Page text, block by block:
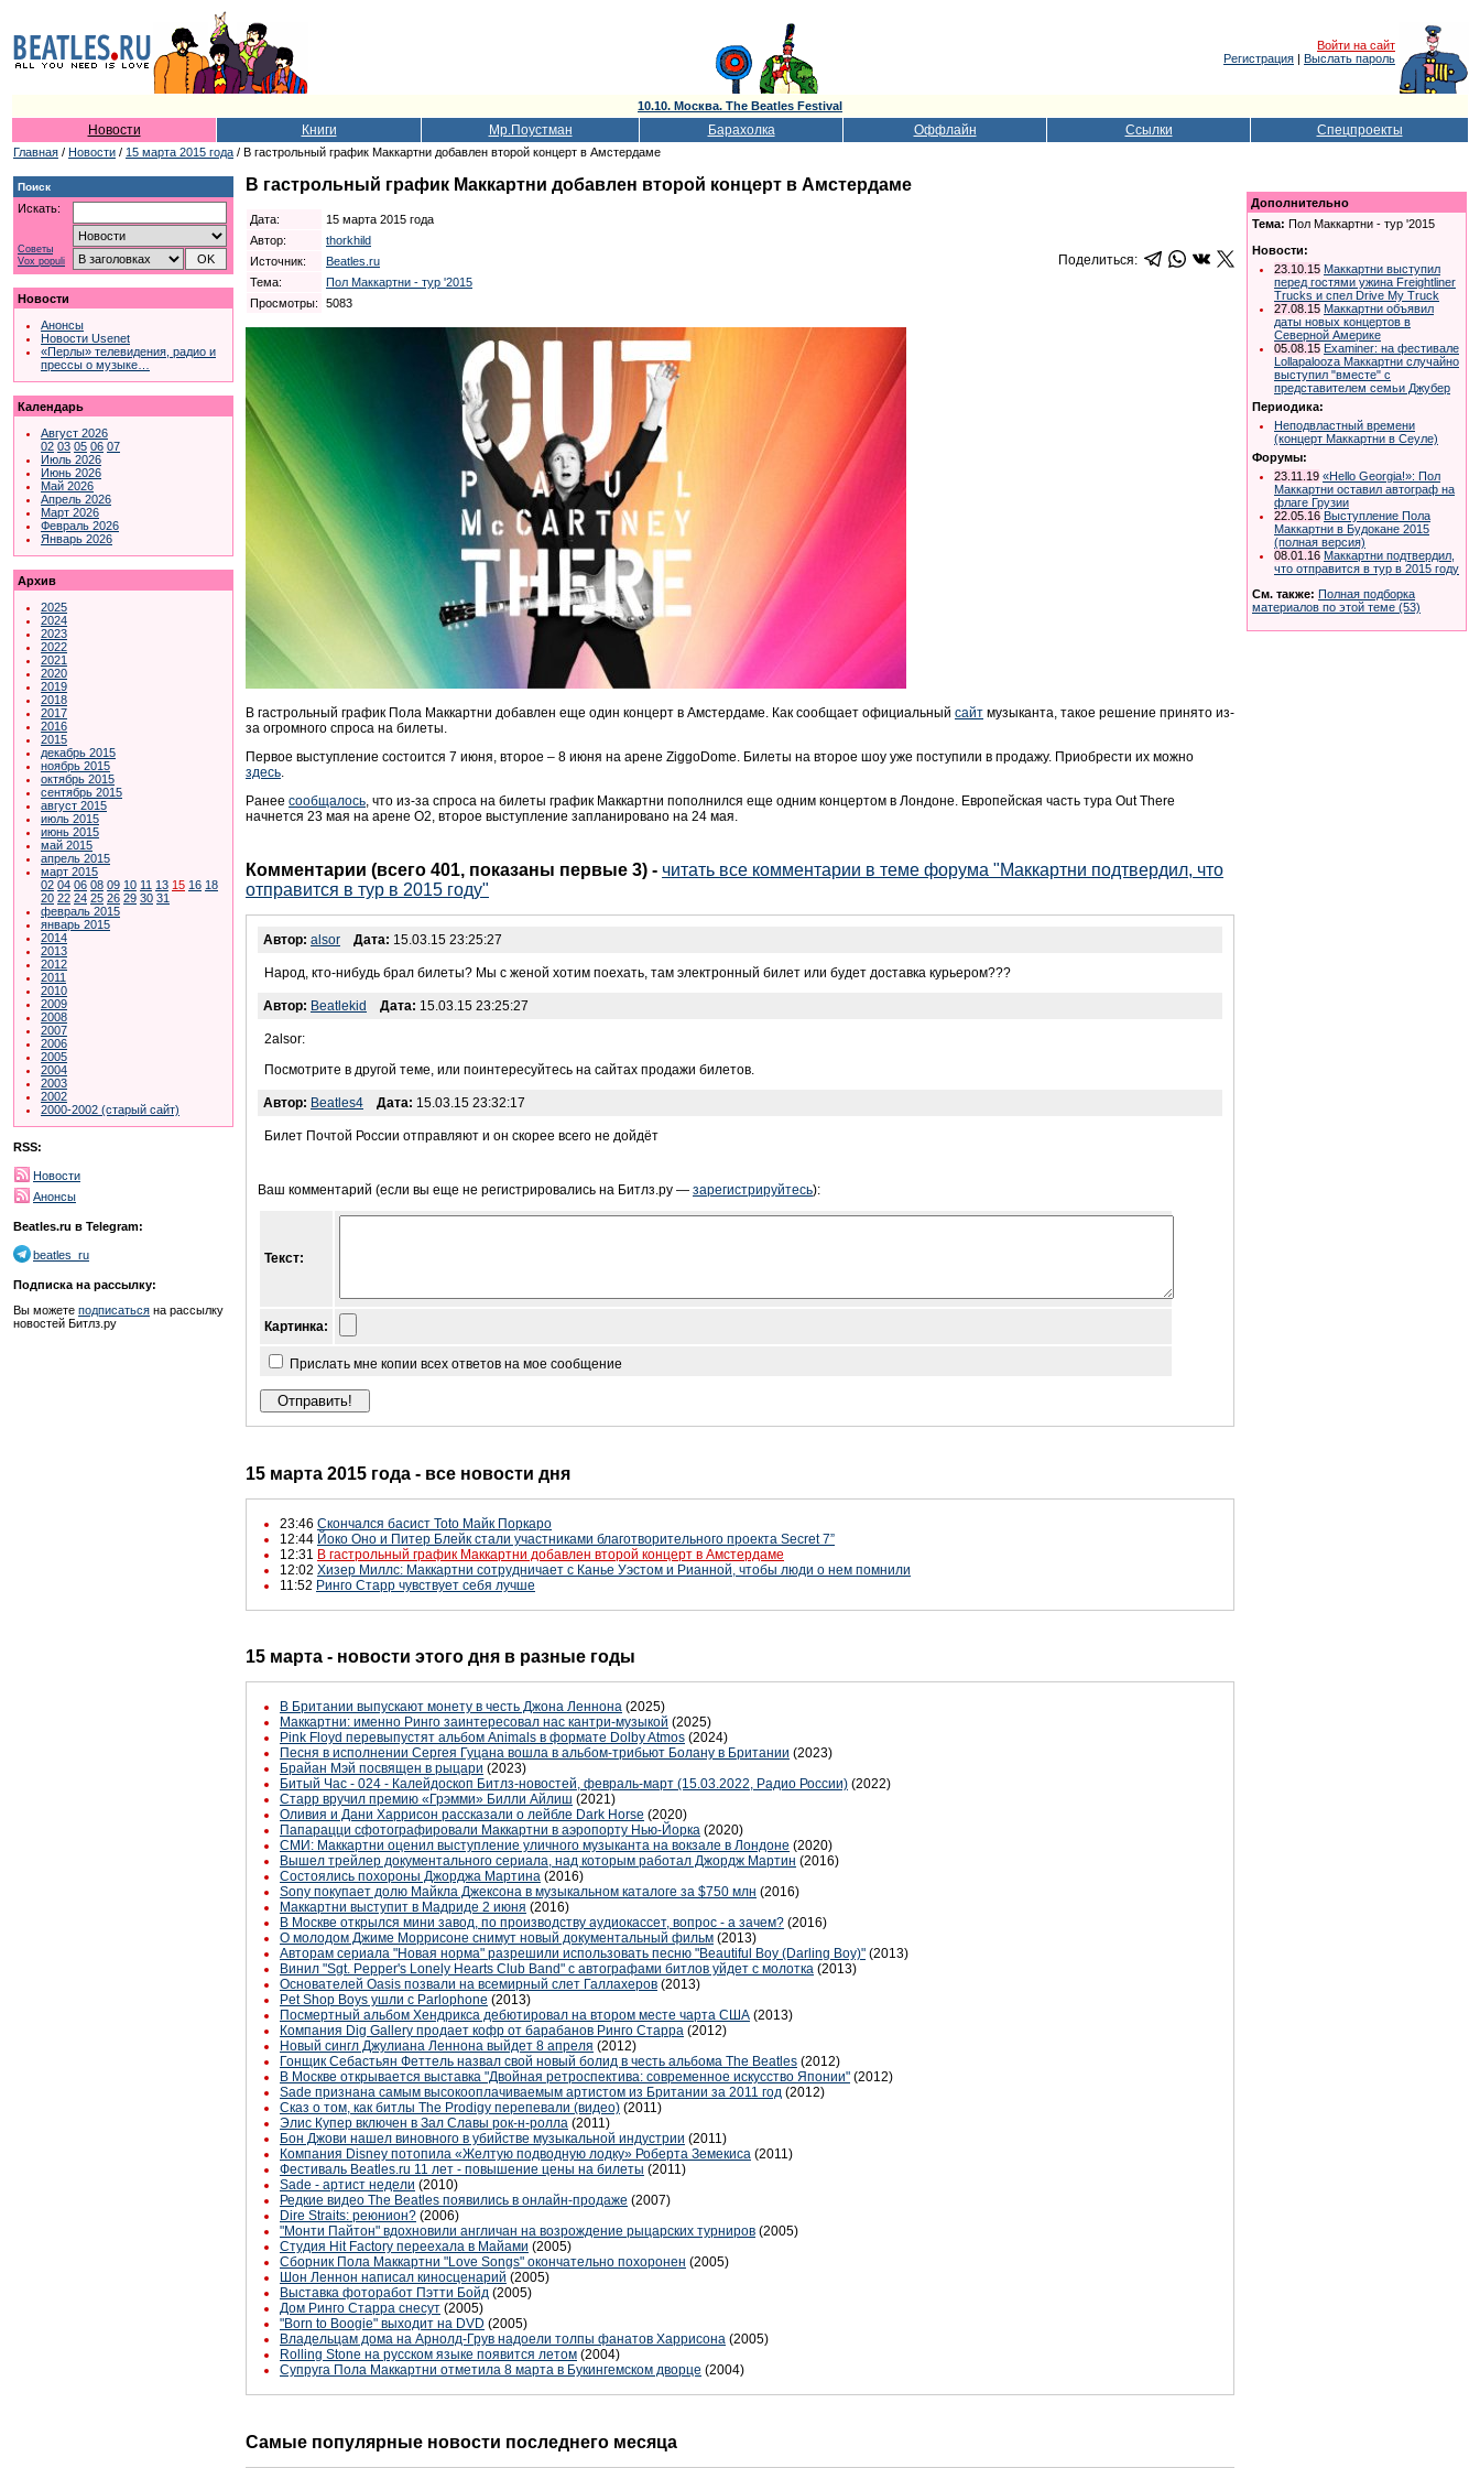
Войти на сайт
Регистрация | Выслать пароль
10.10. Москва. The Beatles Festival
Новости Книги Мр.Поустман Барахолка Оффлайн Ссылки Спецпроекты
Главная / Новости / 15 марта 2015 года / В гастрольный график Маккартни добавлен второй концерт в Амстердаме
Поиск
Искать:
Советы
Vox populi
Новости
Анонсы
Новости Usenet
«Перлы» телевидения, радио и
прессы о музыке…
Календарь
Август 2026
02 03 05 06 07
Июль 2026
Июнь 2026
Май 2026
Апрель 2026
Март 2026
Февраль 2026
Январь 2026
Архив
2025
2024
2023
2022
2021
2020
2019
2018
2017
2016
2015
декабрь 2015
ноябрь 2015
октябрь 2015
сентябрь 2015
август 2015
июль 2015
июнь 2015
май 2015
апрель 2015
март 2015
02 04 06 08 09 10 11 13 15 16 18
20 22 24 25 26 29 30 31
февраль 2015
январь 2015
2014
2013
2012
2011
2010
2009
2008
2007
2006
2005
2004
2003
2002
2000-2002 (старый сайт)
RSS:
Новости
Анонсы
Beatles.ru в Telegram:
beatles_ru
Подписка на рассылку:
Вы можете подписаться на рассылку
новостей Битлз.ру
В гастрольный график Маккартни добавлен второй концерт в Амстердаме
Дата:
15 марта 2015 года
Автор:
thorkhild
Источник:
Beatles.ru
Тема:
Пол Маккартни - тур '2015
Просмотры:
5083
Поделиться:
В гастрольный график Пола Маккартни добавлен еще один концерт в Амстердаме. Как сообщает официальный сайт музыканта, такое решение принято из-
за огромного спроса на билеты.
Первое выступление состоится 7 июня, второе – 8 июня на арене ZiggoDome. Билеты на второе шоу уже поступили в продажу. Приобрести их можно
здесь
Ранее сообщалось , что из-за спроса на билеты график Маккартни пополнился еще одним концертом в Лондоне Европейская часть тура Out There
начнется 23 мая на арене О2, второе выступление запланировано на 24 мая.
Комментарии (всего 401, показаны первые 3) - читать все комментарии в теме форума "Маккартни подтвердил, что
отправится в тур в 2015 году"
Автор: alsor Дата: 15.03.15 23:25:27
Народ, кто-нибудь брал билеты? Мы с женой хотим поехать, там электронный билет или будет доставка курьером???
Автор: Beatlekid Дата: 15.03.15 23:25:27
2alsor:
Посмотрите в другой теме, или поинтересуйтесь на сайтах продажи билетов.
Автор: Beatles4 Дата: 15.03.15 23:32:17
Билет Почтой России отправляют и он скорее всего не дойдёт
Ваш комментарий (если вы еще не регистрировались на Битлз.ру — зарегистрируйтесь):
Текст:
Картинка:
Прислать мне копии всех ответов на мое сообщение
15 марта 2015 года - все новости дня
23:46 Скончался басист Toto Майк Поркаро
12:44 Йоко Оно и Питер Блейк стали участниками благотворительного проекта Secret 7”
12:31 В гастрольный график Маккартни добавлен второй концерт в Амстердаме
12:02 Хизер Миллс: Маккартни сотрудничает с Канье Уэстом и Рианной, чтобы люди о нем помнили
11:52 Ринго Старр чувствует себя лучше
15 марта - новости этого дня в разные годы
В Британии выпускают монету в честь Джона Леннона (2025)
Маккартни: именно Ринго заинтересовал нас кантри-музыкой (2025)
Pink Floyd перевыпустят альбом Animals в формате Dolby Atmos (2024)
Песня в исполнении Сергея Гуцана вошла в альбом-трибьют Болану в Британии (2023)
Брайан Мэй посвящен в рыцари (2023)
Битый Час - 024 - Калейдоскоп Битлз-новостей, февраль-март (15.03.2022, Радио России) (2022)
Старр вручил премию «Грэмми» Билли Айлиш (2021)
Оливия и Дани Харрисон рассказали о лейбле Dark Horse (2020)
Папарацци сфотографировали Маккартни в аэропорту Нью-Йорка (2020)
СМИ: Маккартни оценил выступление уличного музыканта на вокзале в Лондоне (2020)
Вышел трейлер документального сериала, над которым работал Джордж Мартин (2016)
Состоялись похороны Джорджа Мартина (2016)
Sony покупает долю Майкла Джексона в музыкальном каталоге за $750 млн (2016)
Маккартни выступит в Мадриде 2 июня (2016)
В Москве открылся мини завод, по производству аудиокассет, вопрос - а зачем? (2016)
О молодом Джиме Моррисоне снимут новый документальный фильм (2013)
Авторам сериала "Новая норма" разрешили использовать песню "Beautiful Boy (Darling Boy)" (2013)
Винил "Sgt. Pepper's Lonely Hearts Club Band" с автографами битлов уйдет с молотка (2013)
Основателей Oasis позвали на всемирный слет Галлахеров (2013)
Pet Shop Boys ушли с Parlophone (2013)
Посмертный альбом Хендрикса дебютировал на втором месте чарта США (2013)
Компания Dig Gallery продает кофр от барабанов Ринго Старра (2012)
Новый сингл Джулиана Леннона выйдет 8 апреля (2012)
Гонщик Себастьян Феттель назвал свой новый болид в честь альбома The Beatles (2012)
В Москве открывается выставка "Двойная ретроспектива: современное искусство Японии" (2012)
Sade признана самым высокооплачиваемым артистом из Британии за 2011 год (2012)
Сказ о том, как битлы The Prodigy перепевали (видео) (2011)
Элис Купер включен в Зал Славы рок-н-ролла (2011)
Бон Джови нашел виновного в убийстве музыкальной индустрии (2011)
Компания Disney потопила «Желтую подводную лодку» Роберта Земекиса (2011)
Фестиваль Beatles.ru 11 лет - повышение цены на билеты (2011)
Sade - артист недели (2010)
Редкие видео The Beatles появились в онлайн-продаже (2007)
Dire Straits: реюнион? (2006)
"Монти Пайтон" вдохновили англичан на возрождение рыцарских турниров (2005)
Студия Hit Factory переехала в Майами (2005)
Сборник Пола Маккартни "Love Songs" окончательно похоронен (2005)
Шон Леннон написал киносценарий (2005)
Выставка фоторабот Пэтти Бойд (2005)
Дом Ринго Старра снесут (2005)
"Born to Boogie" выходит на DVD (2005)
Владельцам дома на Арнолд-Грув надоели толпы фанатов Харрисона (2005)
Rolling Stone на русском языке появится летом (2004)
Супруга Пола Маккартни отметила 8 марта в Букингемском дворце (2004)
Самые популярные новости последнего месяца
Дополнительно
Тема: Пол Маккартни - тур '2015
Новости:
23.10.15 Маккартни выступил
перед гостями ужина Freightliner
Trucks и спел Drive My Truck
27.08.15 Маккартни объявил
даты новых концертов в
Северной Америке
05.08.15 Examiner: на фестивале
Lollapalooza Маккартни случайно
выступил "вместе" с
представителем семьи Джубер
Периодика:
Неподвластный времени
(концерт Маккартни в Сеуле)
Форумы:
23.11.19 «Hello Georgia!»: Пол
Маккартни оставил автограф на
флаге Грузии
22.05.16 Выступление Пола
Маккартни в Будокане 2015
(полная версия)
08.01.16 Маккартни подтвердил,
что отправится в тур в 2015 году
См. также: Полная подборка
материалов по этой теме (53)